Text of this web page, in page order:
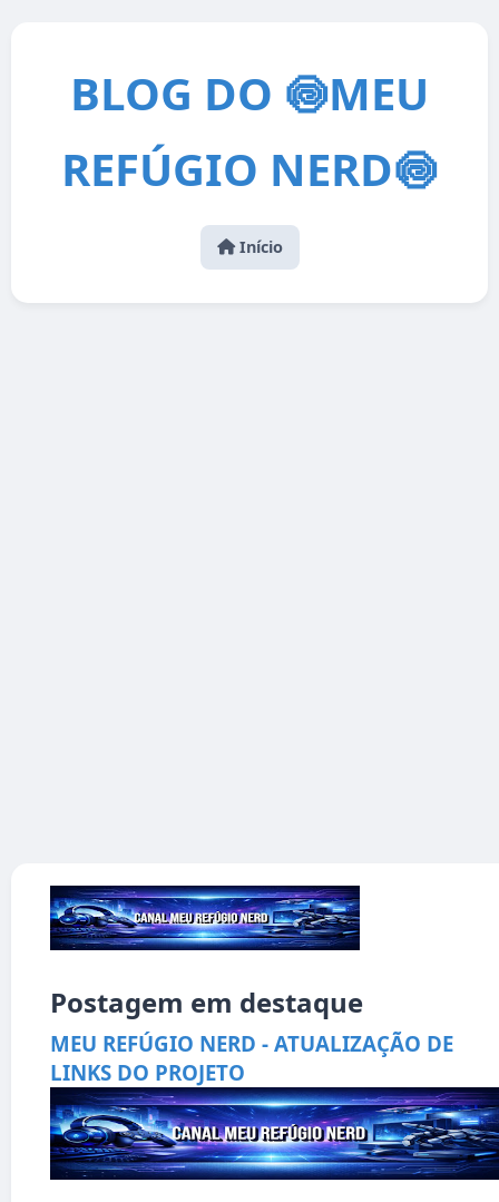
BLOG DO 🍥MEU
REFÚGIO NERD🍥
Início
Postagem em destaque
MEU REFÚGIO NERD - ATUALIZAÇÃO DE
LINKS DO PROJETO